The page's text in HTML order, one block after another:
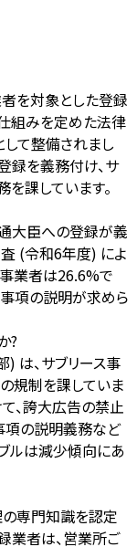
を対象とした登録
組みを定めた法律
して整備されまし
録を義務付け、サ
課しています。
大臣への登録が義
(令和6年度) によ
業者は26.6%で
項の説明が求めら
?
は、サブリース事
規制を課していま
、誇大広告の禁止
項の説明義務など
ルは減少傾向にあ
専門知識を認定
業者は、営業所ご